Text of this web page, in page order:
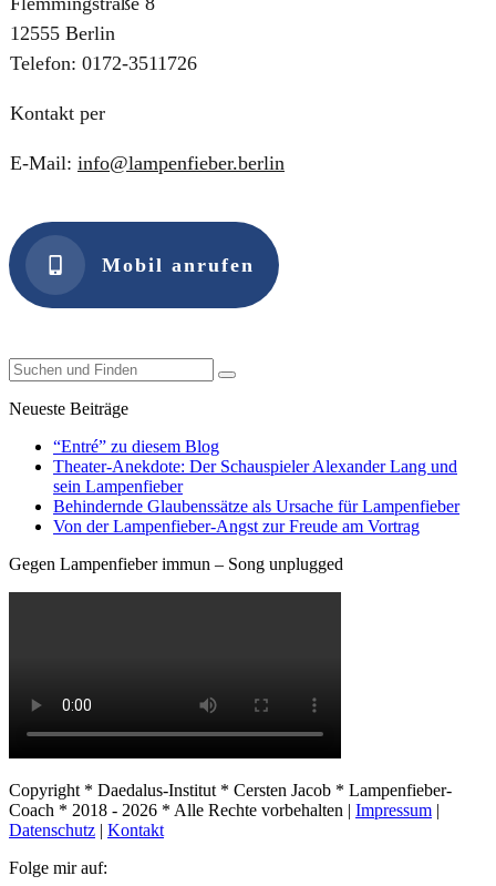
12555 Berlin
Telefon: 0172-3511726
Kontakt per
E-Mail: info@lampenfieber.berlin
Mobil anrufen
Neueste Beiträge
“Entré” zu diesem Blog
Theater-Anekdote: Der Schauspieler Alexander Lang und
sein Lampenfieber
Behindernde Glaubenssätze als Ursache für Lampenfieber
​Von der Lampenfieber-Angst zur Freude am Vortrag
Gegen Lampenfieber immun – Song unplugged
Copyright * Daedalus-Institut * Cersten Jacob * Lampenfieber-
Coach * 2018 - 2026 * Alle Rechte vorbehalten | Impressum |
Datenschutz | Kontakt
Folge mir auf: